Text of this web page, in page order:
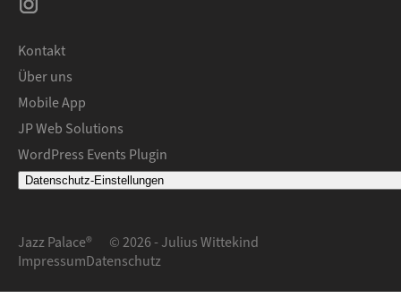
Kontakt
Über uns
Mobile App
JP Web Solutions
WordPress Events Plugin
Datenschutz-Einstellungen
Jazz Palace®
© 2026 - Julius Wittekind
ImpressumDatenschutz